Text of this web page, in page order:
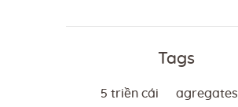
Tags
5 triền cái agregates